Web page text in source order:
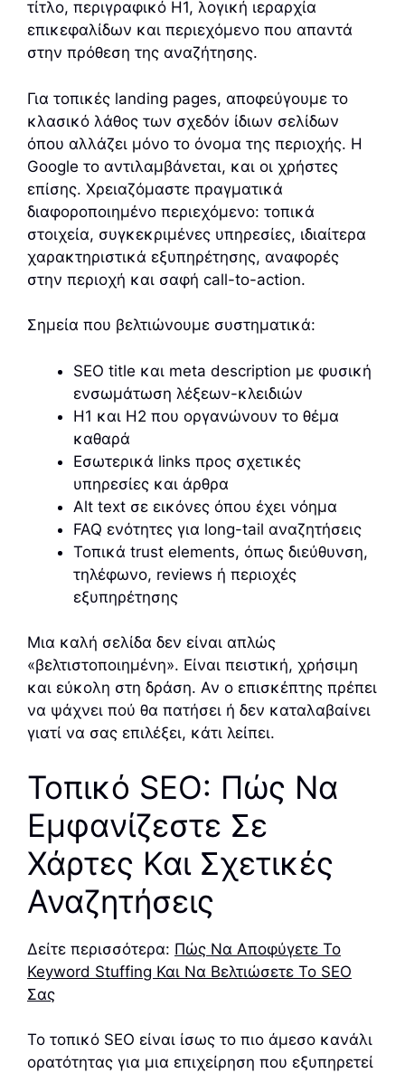
τίτλο, περιγραφικό H1, λογική ιεραρχία
επικεφαλίδων και περιεχόμενο που απαντά
στην πρόθεση της αναζήτησης.
Για τοπικές landing pages, αποφεύγουμε το
κλασικό λάθος των σχεδόν ίδιων σελίδων
όπου αλλάζει μόνο το όνομα της περιοχής. Η
Google το αντιλαμβάνεται, και οι χρήστες
επίσης. Χρειαζόμαστε πραγματικά
διαφοροποιημένο περιεχόμενο: τοπικά
στοιχεία, συγκεκριμένες υπηρεσίες, ιδιαίτερα
χαρακτηριστικά εξυπηρέτησης, αναφορές
στην περιοχή και σαφή call-to-action.
Σημεία που βελτιώνουμε συστηματικά:
SEO title και meta description με φυσική
ενσωμάτωση λέξεων-κλειδιών
H1 και H2 που οργανώνουν το θέμα
καθαρά
Εσωτερικά links προς σχετικές
υπηρεσίες και άρθρα
Alt text σε εικόνες όπου έχει νόημα
FAQ ενότητες για long-tail αναζητήσεις
Τοπικά trust elements, όπως διεύθυνση,
τηλέφωνο, reviews ή περιοχές
εξυπηρέτησης
Μια καλή σελίδα δεν είναι απλώς
«βελτιστοποιημένη». Είναι πειστική, χρήσιμη
και εύκολη στη δράση. Αν ο επισκέπτης πρέπει
να ψάχνει πού θα πατήσει ή δεν καταλαβαίνει
γιατί να σας επιλέξει, κάτι λείπει.
Τοπικό SEO: Πώς Να
Εμφανίζεστε Σε
Χάρτες Και Σχετικές
Αναζητήσεις
Δείτε περισσότερα: Πώς Να Αποφύγετε Το
Keyword Stuffing Και Να Βελτιώσετε Το SEO
Σας
Το τοπικό SEO είναι ίσως το πιο άμεσο κανάλι
ορατότητας για μια επιχείρηση που εξυπηρετεί